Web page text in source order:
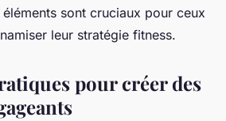
éléments sont cruciaux pour ceux
leur stratégie fitness.
pour créer des